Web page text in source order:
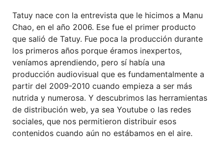
Tatuy nace con la entrevista que le hicimos a Manu
Chao, en el año 2006. Ese fue el primer producto
que salió de Tatuy. Fue poca la producción durante
los primeros años porque éramos inexpertos,
veníamos aprendiendo, pero sí había una
producción audiovisual que es fundamentalmente a
partir del 2009-2010 cuando empieza a ser más
nutrida y numerosa. Y descubrimos las herramientas
de distribución web, ya sea Youtube o las redes
sociales, que nos permitieron distribuir esos
contenidos cuando aún no estábamos en el aire.